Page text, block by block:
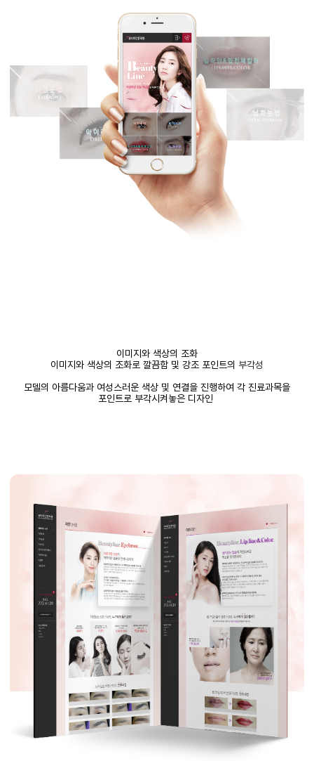
이미지와 색상의 조화
이미지와 색상의 조화로 깔끔함 및 강조 포인트의 부각성
모델의 아름다움과 여성스러운 색상 및 연결을 진행하여 각 진료과목을
포인트로 부각시켜놓은 디자인